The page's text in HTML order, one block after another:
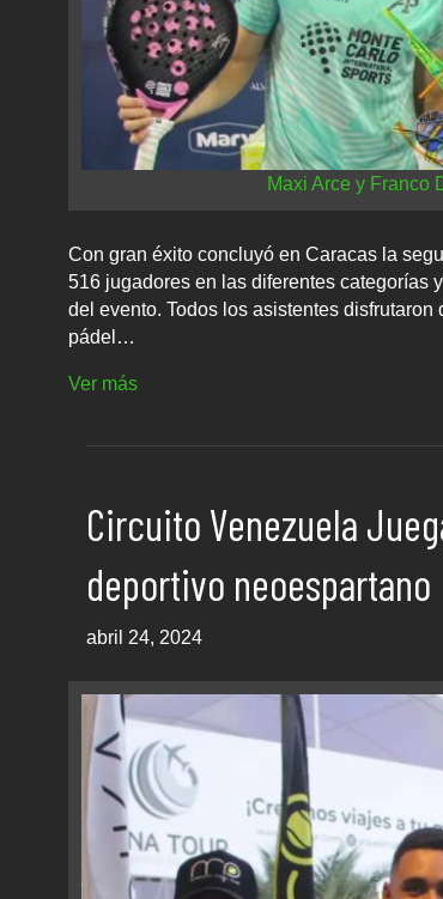
Maxi Arce y Franco
Con gran éxito concluyó en Caracas la
516 jugadores en las diferentes categorías
del evento. Todos los asistentes
pádel…
Ver más
Circuito Venezuela
deportivo neoespartano
abril 24, 2024